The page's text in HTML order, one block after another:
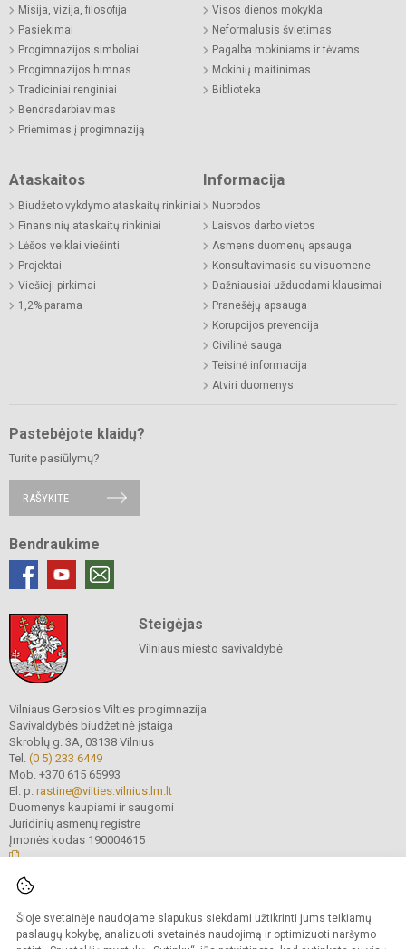
Šioje svetainėje naudojame slapukus siekdami užtikrinti jums teikiamų
paslaugų kokybę, analizuoti svetainės naudojimą ir optimizuoti naršymo
Misija, vizija, filosofija
Pasiekimai
Progimnazijos simboliai
Progimnazijos himnas
Tradiciniai renginiai
Bendradarbiavimas
Priėmimas į progimnaziją
Visos dienos mokykla
Neformalusis švietimas
Pagalba mokiniams ir tėvams
Mokinių maitinimas
Biblioteka
Ataskaitos
Biudžeto vykdymo ataskaitų rinkiniai
Finansinių ataskaitų rinkiniai
Lėšos veiklai viešinti
Projektai
Viešieji pirkimai
1,2% parama
Informacija
Nuorodos
Laisvos darbo vietos
Asmens duomenų apsauga
Konsultavimasis su visuomene
Dažniausiai užduodami klausimai
Pranešėjų apsauga
Korupcijos prevencija
Civilinė sauga
Teisinė informacija
Atviri duomenys
Pastebėjote klaidų?
Turite pasiūlymų?
RAŠYKITE
Bendraukime
Steigėjas
Vilniaus miesto savivaldybė
Vilniaus Gerosios Vilties progimnazija
Savivaldybės biudžetinė įstaiga
Skroblų g. 3A, 03138 Vilnius
Tel. (0 5) 233 6449
Mob. +370 615 65993
El. p. rastine@vilties.vilnius.lm.lt
Duomenys kaupiami ir saugomi
Juridinių asmenų registre
Įmonės kodas 190004615
Kopijuoti turinį be raštiško progimnazijos administracijos sutikimo griežtai
draudžiama.